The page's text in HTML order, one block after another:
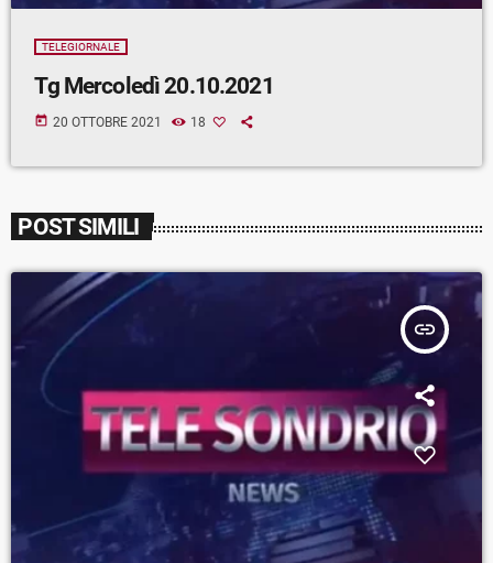
TELEGIORNALE
Tg Mercoledì 20.10.2021
today 20 OTTOBRE 2021 18
POST SIMILI
insert_link